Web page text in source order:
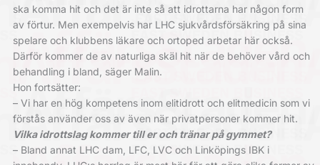
ska komma hit och det är inte så att idrottarna har någon form
av förtur. Men exempelvis har LHC sjukvårdsförsäkring på sina
spelare och klubbens läkare och ortoped arbetar här också.
Därför kommer de av naturliga skäl hit när de behöver vård och
behandling i bland, säger Malin.
Hon fortsätter:
– Vi har en hög kompetens inom elitidrott och elitmedicin som vi
förstås använder oss av även när privatpersoner kommer hit.
Vilka idrottslag kommer till er och tränar på gymmet?
– Bland annat LHC dam, LFC, LVC och Linköpings IBK i